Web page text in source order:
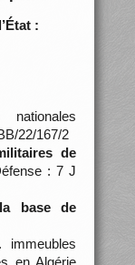
:
22/167/2
de
: 7 J
base de
en Algérie